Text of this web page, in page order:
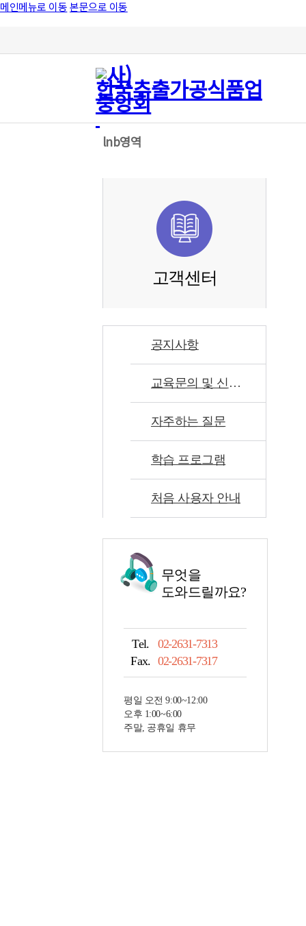
메인메뉴로 이동본문으로 이동
lnb영역
고객센터
공지사항
교육문의 및 신고센터
자주하는 질문
학습 프로그램
처음 사용자 안내
무엇을
도와드릴까요?
Tel.
02-2631-7313
Fax. 02-2631-7317
평일 오전 9:00~12:00
오후 1:00~6:00
주말, 공휴일 휴무